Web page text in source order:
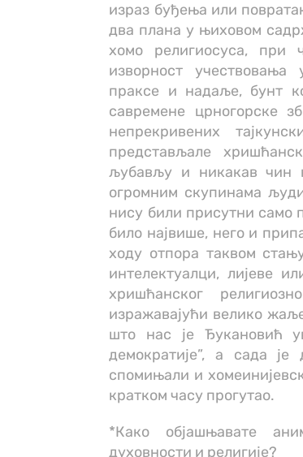
израз буђења или
два плана у њиховом
хомо религиосуса, при
изворност учествовања
праксе и надаље, бунт
савремене црногорске
непрекривених
представљале
љубављу и никакав чин
огромним скупинама
нису били присутни само
било највише, него и
ходу отпора таквом
интелектуалци, лијеве
хришћанског
изражавајући велико
што нас је Ђукановић
демократије”, а сада
спомињали и
кратком часу прогутао.
*Како објашњавате
духовности и религије?